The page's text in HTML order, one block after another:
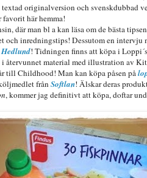
originalversion och svenskdubbad
här hemma!
där man bl a kan läsa om de bästa
och inredningstips! Dessutom en intervju
! Tidningen finns att köpa i
återvunnet material med illustration av
till Childhood! Man kan köpa påsen på
från Softlan! Älskar deras
, kommer jag definitivt att köpa, doftar